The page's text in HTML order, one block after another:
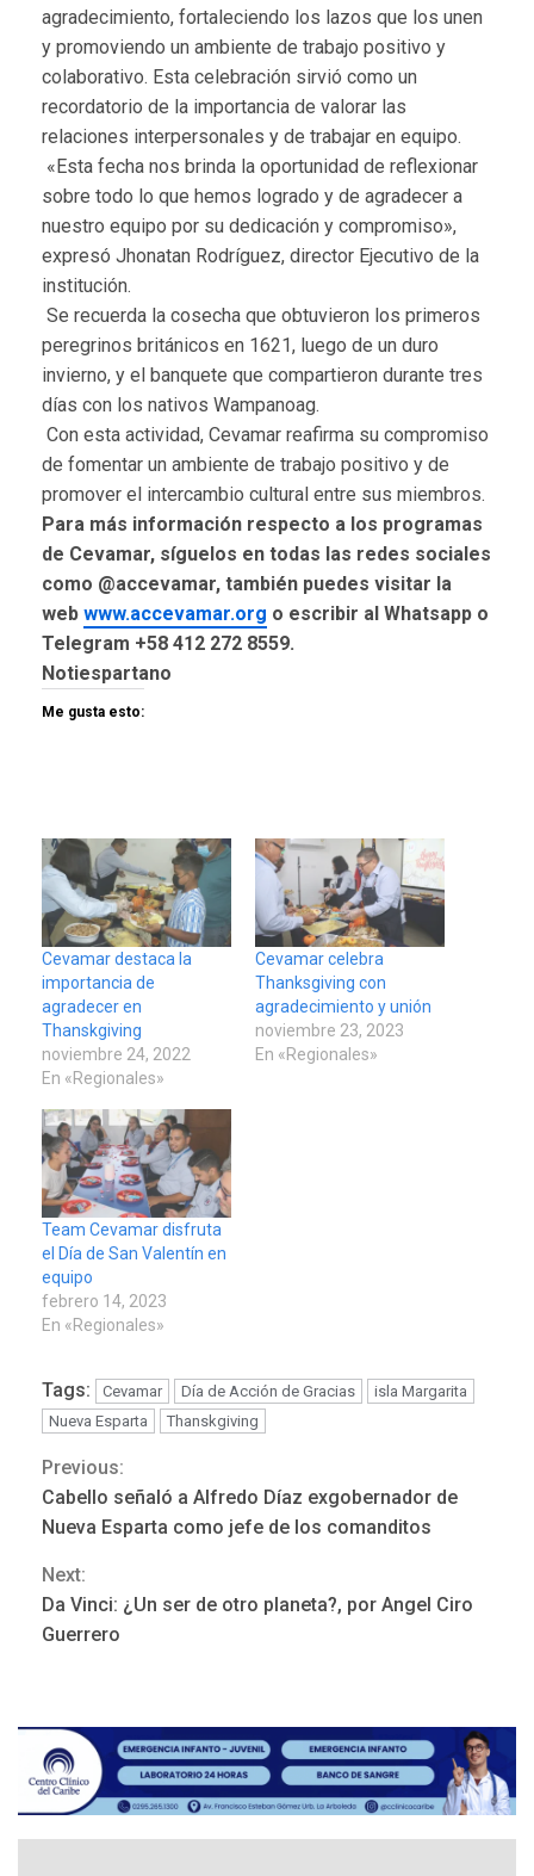
agradecimiento, fortaleciendo los lazos que los unen
y promoviendo un ambiente de trabajo positivo y
colaborativo. Esta celebración sirvió como un
recordatorio de la importancia de valorar las
relaciones interpersonales y de trabajar en equipo.
«Esta fecha nos brinda la oportunidad de reflexionar
sobre todo lo que hemos logrado y de agradecer a
nuestro equipo por su dedicación y compromiso»,
expresó Jhonatan Rodríguez, director Ejecutivo de la
institución.
Se recuerda la cosecha que obtuvieron los primeros
peregrinos británicos en 1621, luego de un duro
invierno, y el banquete que compartieron durante tres
días con los nativos Wampanoag.
Con esta actividad, Cevamar reafirma su compromiso
de fomentar un ambiente de trabajo positivo y de
promover el intercambio cultural entre sus miembros.
Para más información respecto a los programas
de Cevamar, síguelos en todas las redes sociales
como @accevamar, también puedes visitar la
web www.accevamar.org o escribir al Whatsapp o
Telegram +58 412 272 8559.
Notiespartano
Me gusta esto:
Cevamar destaca la
importancia de
agradecer en
Thanskgiving
noviembre 24, 2022
En «Regionales»
Cevamar celebra
Thanksgiving con
agradecimiento y unión
noviembre 23, 2023
En «Regionales»
Team Cevamar disfruta
el Día de San Valentín en
equipo
febrero 14, 2023
En «Regionales»
Tags: Cevamar Día de Acción de Gracias
isla Margarita
Nueva Esparta
Thanskgiving
Continue
Reading
Previous:
Cabello señaló a Alfredo Díaz exgobernador de
Nueva Esparta como jefe de los comanditos
Next:
Da Vinci: ¿Un ser de otro planeta?, por Angel Ciro
Guerrero
3
ONGs piden a CIDH
monitorear proceso de
POLÍTICA
TITULARES
ÚLTIMA HORA
5
debate principios no
nucleares
INTERNACIONALES
TITULARES
ÚLTIMA HORA
Trump vuelve intenta